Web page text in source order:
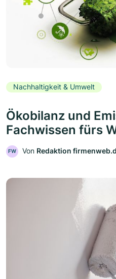
Nachhaltigkeit & Umwelt
Ökobilanz und
Fachwissen fürs
FW Von Redaktion